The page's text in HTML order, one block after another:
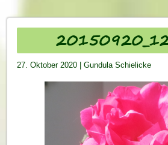
27. Oktober 2020 |Gundula Schielicke